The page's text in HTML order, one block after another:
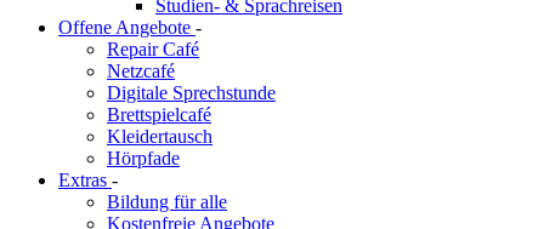
Studien- & Sprachreisen
Offene Angebote -
Repair Café
Netzcafé
Digitale Sprechstunde
Brettspielcafé
Kleidertausch
Hörpfade
Extras -
Bildung für alle
Kostenfreie Angebote